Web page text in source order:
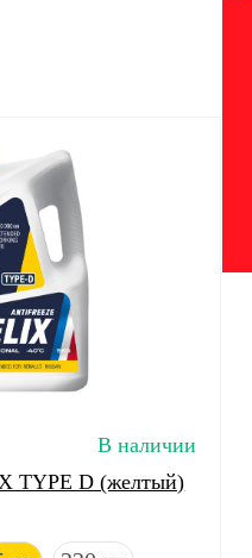
В наличии
TYPE D (желтый)